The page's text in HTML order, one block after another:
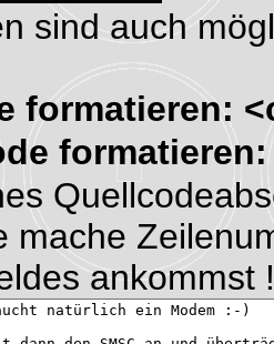
sind auch
formatieren:
formatieren:
mache